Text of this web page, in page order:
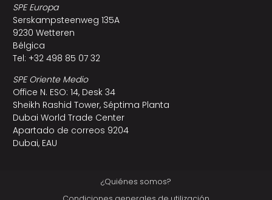
SPE Europa
Serskampsteenweg 135A
9230 Wetteren
Bélgica
Tel: +32 498 85 07 32
SPE Oriente Medio
Office N. ESO: 14, Desk 34
Sheikh Rashid Tower, Séptima Planta
Dubai World Trade Center
Apartado de correos 9204
Dubai, EAU
¿Quiénes somos?